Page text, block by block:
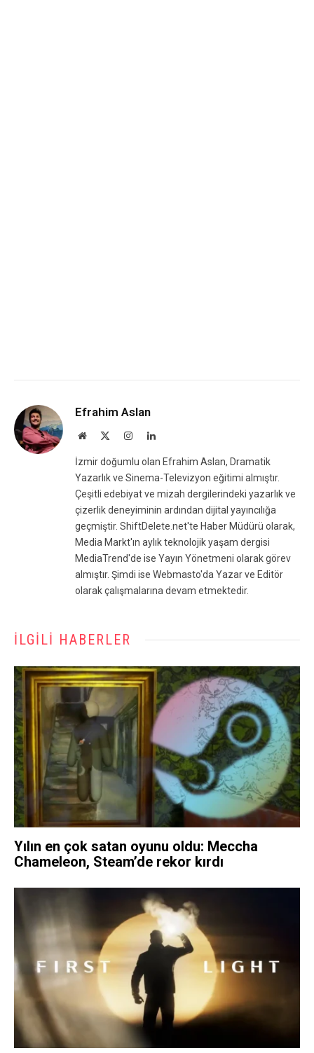
Efrahim Aslan
Website InstagramLinkedIn
İzmir doğumlu olan Efrahim Aslan, Dramatik
Yazarlık ve Sinema-Televizyon eğitimi almıştır.
Çeşitli edebiyat ve mizah dergilerindeki yazarlık ve
çizerlik deneyiminin ardından dijital yayıncılığa
geçmiştir. ShiftDelete.net'te Haber Müdürü olarak,
Media Markt'ın aylık teknolojik yaşam dergisi
MediaTrend'de ise Yayın Yönetmeni olarak görev
almıştır. Şimdi ise Webmasto'da Yazar ve Editör
olarak çalışmalarına devam etmektedir.
İLGILI HABERLER
Yılın en çok satan oyunu oldu: Meccha
Chameleon, Steam’de rekor kırdı